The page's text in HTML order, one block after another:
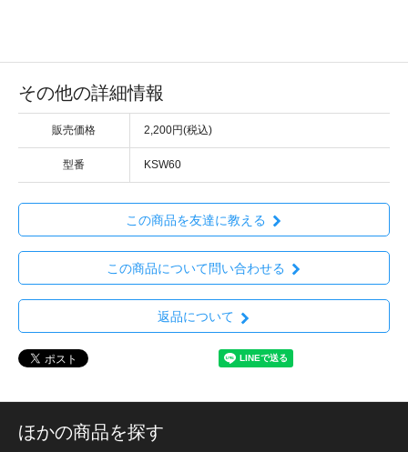
その他の詳細情報
販売価格 2,200円(税込)
型番 KSW60
この商品を友達に教える
この商品について問い合わせる
返品について
ほかの商品を探す